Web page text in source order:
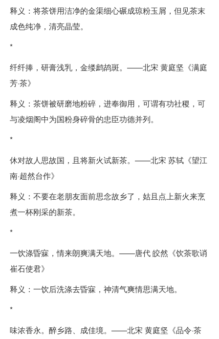
释义：将茶饼用洁净的金渠细心碾成琼粉玉屑，但见茶末
成色纯净，清亮晶莹。
*
纤纤捧，研膏浅乳，金缕鹧鸪斑。——北宋 黄庭坚《满庭
芳·茶》
释义：茶饼被研磨地粉碎，进奉御用，可谓有功社稷，可
与凌烟阁中为国粉身碎骨的忠臣功德并列。
*
休对故人思故国，且将新火试新茶。——北宋 苏轼《望江
南·超然台作》
释义：不要在老朋友面前思念故乡了，姑且点上新火来烹
煮一杯刚采的新茶。
*
一饮涤昏寐，情来朗爽满天地。——唐代 皎然《饮茶歌诮
崔石使君》
释义：一饮后洗涤去昏寐，神清气爽情思满天地。
*
味浓香永。醉乡路、成佳境。——北宋 黄庭坚《品令·茶